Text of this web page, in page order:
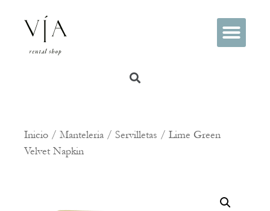
Inicio / Manteleria / Servilletas / Lime Green
Velvet Napkin